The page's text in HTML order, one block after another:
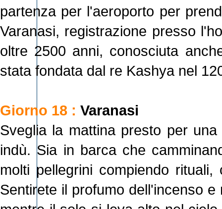
partenza per l'aeroporto per
Varanasi, registrazione presso
oltre 2500 anni, conosciuta
stata fondata dal re Kashya nel
Giorno 18 : Varanasi
Sveglia la mattina presto per
indù. Sia in barca che
molti pellegrini compiendo
Sentirete il profumo dell'incenso